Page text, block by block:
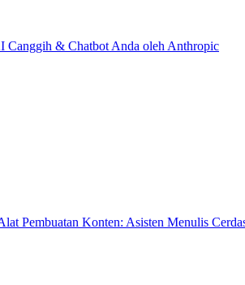
Canggih & Chatbot Anda oleh Anthropic
Pembuatan Konten: Asisten Menulis